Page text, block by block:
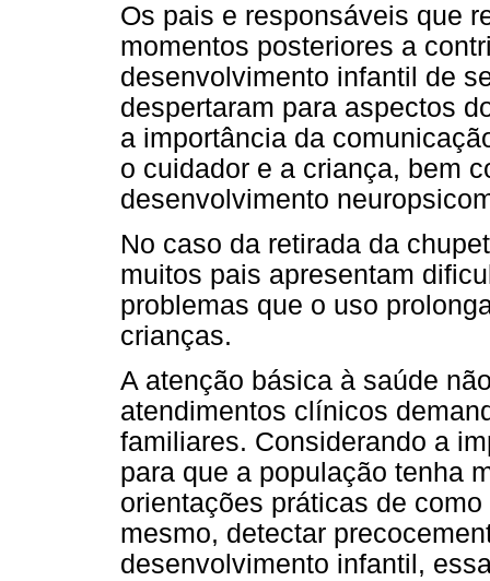
Os pais e responsáveis que
momentos posteriores a
desenvolvimento infantil de
despertaram para aspectos
a importância da
o cuidador e a criança, bem
desenvolvimento
No caso da retirada da
muitos pais apresentam
problemas que o uso
crianças.
A atenção básica à saúde
atendimentos clínicos
familiares. Considerando a
para que a população tenha
orientações práticas de
mesmo, detectar
desenvolvimento infantil,